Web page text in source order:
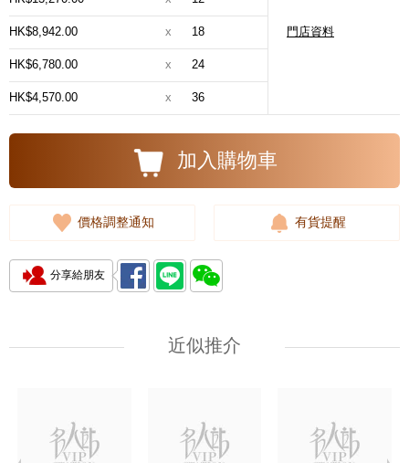
門店資料
HK$8,942.00 x 18
HK$6,780.00 x 24
HK$4,570.00 x 36
加入購物車
價格調整通知 有貨提醒
分享給朋友
近似推介